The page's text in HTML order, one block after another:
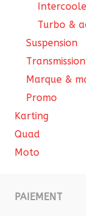
Turbo &
Suspension
Transmission
Marque &
Promo
Karting
Quad
Moto
PAIEMENT